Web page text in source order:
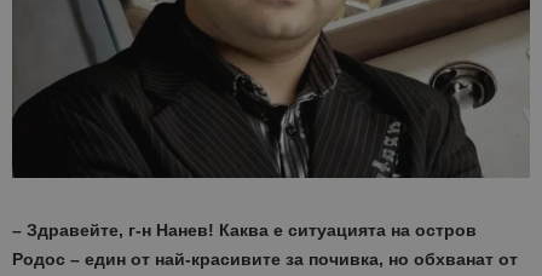
– Здравейте, г-н Нанев! Каква е ситуацията на остров
Родос – един от най-красивите за почивка, но обхванат от